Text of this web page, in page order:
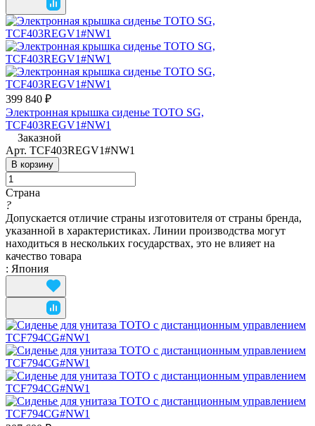
399 840 ₽
Электронная крышка сиденье TOTO SG,
TCF403REGV1#NW1
Заказной
Арт. TCF403REGV1#NW1
В корзину
Страна
?
Допускается отличие страны изготовителя от страны бренда,
указанной в характеристиках. Линии производства могут
находиться в нескольких государствах, это не влияет на
качество товара
: Япония